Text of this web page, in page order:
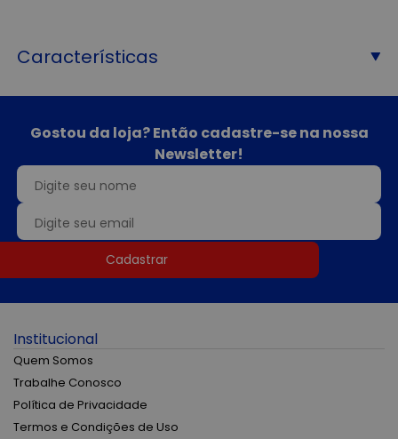
Características
Gostou da loja? Então cadastre-se na nossa
Newsletter!
Cadastrar
Institucional
Quem Somos
Trabalhe Conosco
Política de Privacidade
Termos e Condições de Uso